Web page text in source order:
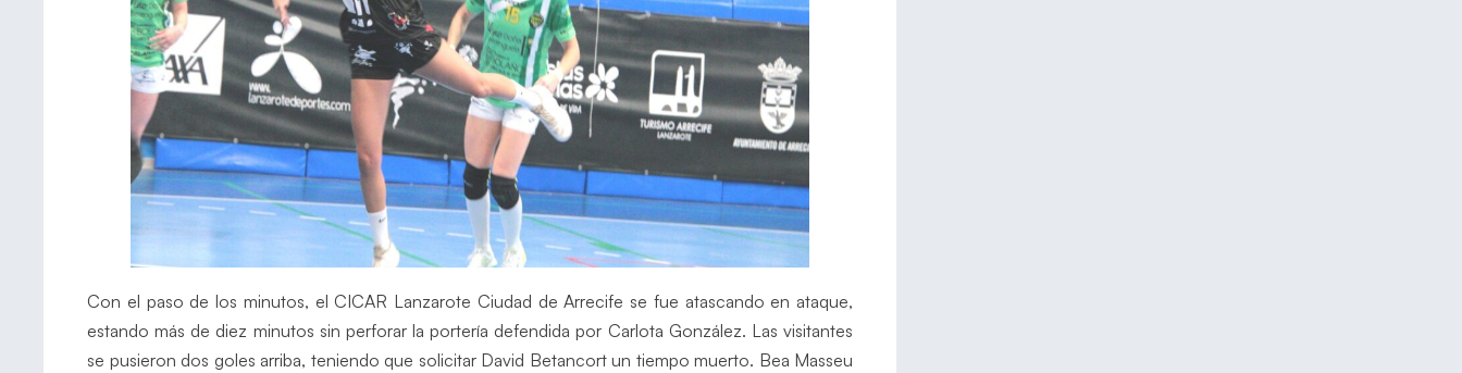
Con el paso de los minutos, el CICAR Lanzarote Ciudad de Arrecife se fue atascando en ataque,
estando más de diez minutos sin perforar la portería defendida por Carlota González. Las visitantes
se pusieron dos goles arriba, teniendo que solicitar David Betancort un tiempo muerto. Bea Masseu